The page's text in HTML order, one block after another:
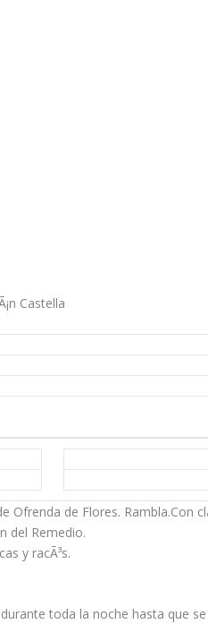
Castella
Ofrenda de Flores. Rambla.Con
del Remedio.
y racÃ³s.
durante toda la noche hasta que